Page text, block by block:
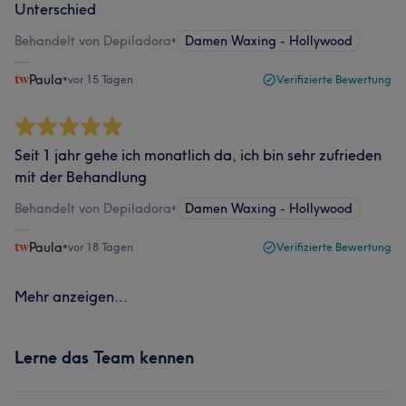
Unterschied
Behandelt von Depiladora• Damen Waxing - Hollywood
Paula•vor 15 Tagen Verifizierte Bewertung
Seit 1 jahr gehe ich monatlich da, ich bin sehr zufrieden
mit der Behandlung
Behandelt von Depiladora• Damen Waxing - Hollywood
Paula•vor 18 Tagen Verifizierte Bewertung
Mehr anzeigen...
Lerne das Team kennen